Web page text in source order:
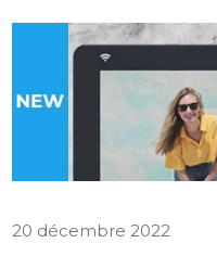
20 décembre 2022